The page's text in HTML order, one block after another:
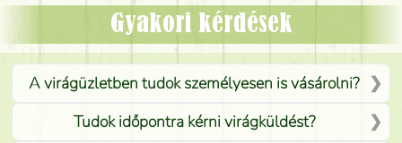
Mónika
Gyakori kérdések
A virágüzletben tudok személyesen is vásárolni?
Tudok időpontra kérni virágküldést?